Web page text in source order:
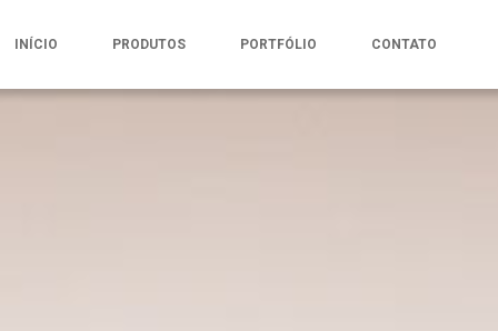
INÍCIO PRODUTOS PORTFÓLIO CONTATO